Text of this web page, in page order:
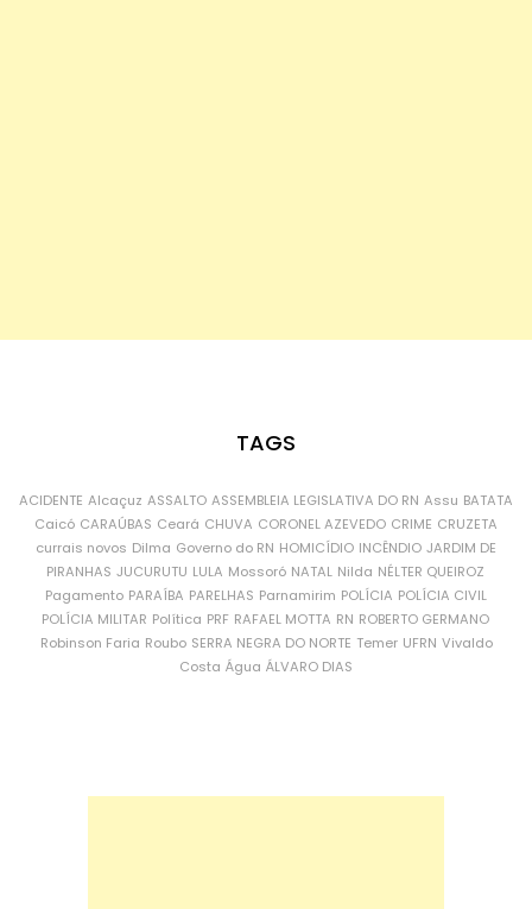
TAGS
ACIDENTE Alcaçuz ASSALTO ASSEMBLEIA LEGISLATIVA DO RN Assu BATATA
Caicó CARAÚBAS Ceará CHUVA CORONEL AZEVEDO CRIME CRUZETA
currais novos Dilma Governo do RN HOMICÍDIO INCÊNDIO JARDIM DE
PIRANHAS JUCURUTU LULA Mossoró NATAL Nilda NÉLTER QUEIROZ
Pagamento PARAÍBA PARELHAS Parnamirim POLÍCIA POLÍCIA CIVIL
POLÍCIA MILITAR Política PRF RAFAEL MOTTA RN ROBERTO GERMANO
Robinson Faria Roubo SERRA NEGRA DO NORTE Temer UFRN Vivaldo
Costa Água ÁLVARO DIAS